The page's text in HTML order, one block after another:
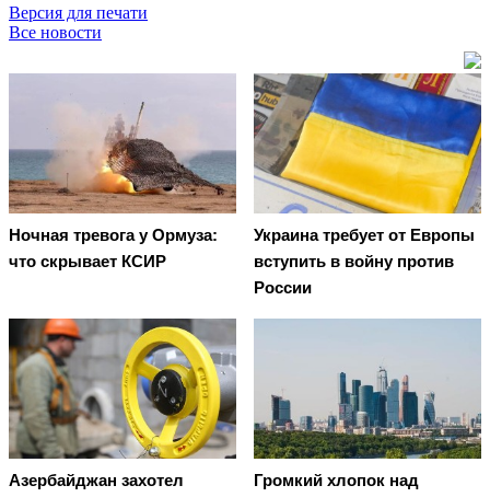
Версия для печати
Все новости
Ночная тревога у Ормуза:
что скрывает КСИР
Украина требует от Европы
вступить в войну против
России
Азербайджан захотел
Громкий хлопок над